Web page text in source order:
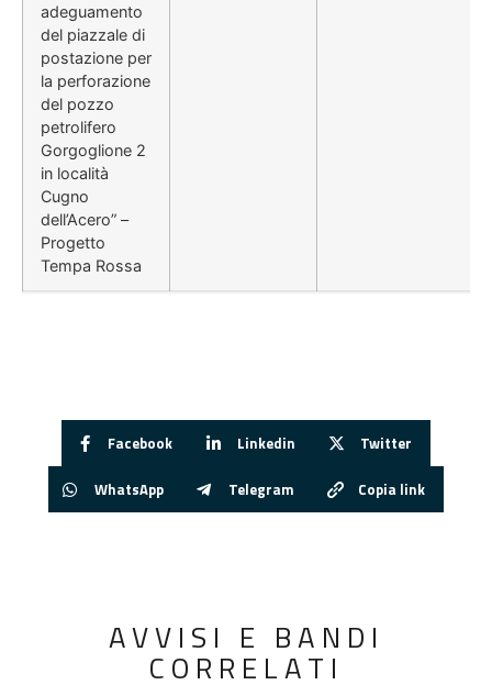
adeguamento
del piazzale di
postazione per
la perforazione
del pozzo
petrolifero
Gorgoglione 2
in località
Cugno
dell’Acero” –
Progetto
Tempa Rossa
Facebook Linkedin Twitter
WhatsApp Telegram Copia link
AVVISI E BANDI
CORRELATI